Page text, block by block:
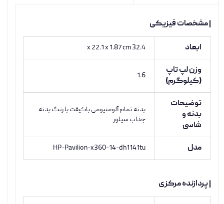
| مشخصات فیزیکی
ابعاد 32.4 x 22.1 x 1.87 cm
وزن لپ تاپ
(کیلوگرم)
1.6
توضیحات
بدنه و
شاسی
بدنه تمام آلومنیومی باکیفت با رنگ بدنه
جذاب سیلور
مدل HP-Pavilion-x360-14-dh1141tu
| پردازنده مرکزی